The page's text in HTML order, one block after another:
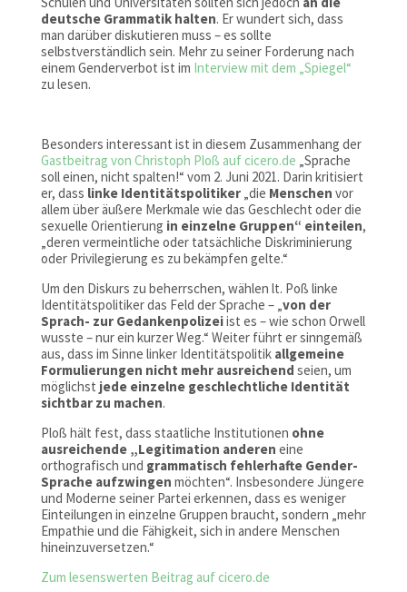
deutsche Grammatik halten. Er wundert sich, dass
man darüber diskutieren muss – es sollte
selbstverständlich sein. Mehr zu seiner Forderung nach
einem Genderverbot ist im Interview mit dem „Spiegel“
zu lesen.
Besonders interessant ist in diesem Zusammenhang der
Gastbeitrag von Christoph Ploß auf cicero.de „Sprache
soll einen, nicht spalten!“ vom 2. Juni 2021. Darin kritisiert
er, dass linke Identitätspolitiker„die Menschen vor
allem über äußere Merkmale wie das Geschlecht oder die
sexuelle Orientierung in einzelne Gruppen“ einteilen,
„deren vermeintliche oder tatsächliche Diskriminierung
oder Privilegierung es zu bekämpfen gelte.“
Um den Diskurs zu beherrschen, wählen lt. Poß linke
Identitätspolitiker das Feld der Sprache – „von der
Sprach- zur Gedankenpolizeiist es – wie schon Orwell
wusste – nur ein kurzer Weg.“ Weiter führt er sinngemäß
aus, dass im Sinne linker Identitätspolitik allgemeine
Formulierungen nicht mehr ausreichend seien, um
möglichst jede einzelne geschlechtliche Identität
sichtbar zu machen.
Ploß hält fest, dass staatliche Institutionen ohne
ausreichende „Legitimation anderen eine
orthografisch und grammatisch fehlerhafte Gender-
Sprache aufzwingen möchten“. Insbesondere Jüngere
und Moderne seiner Partei erkennen, dass es weniger
Einteilungen in einzelne Gruppen braucht, sondern „mehr
Empathie und die Fähigkeit, sich in andere Menschen
hineinzuversetzen.“
Zum lesenswerten Beitrag auf cicero.de